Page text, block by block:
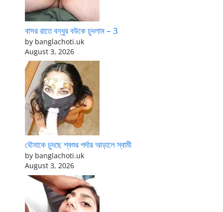
বাসর রাতে বন্ধুর বউকে চুদলাম – 3
by banglachoti.uk
August 3, 2026
বৌমাকে চুদছে শ্বশুর পর্দার আড়ালে স্বামী
by banglachoti.uk
August 3, 2026